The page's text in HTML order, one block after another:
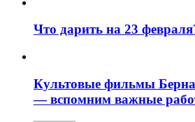
Что дарить на 23
Культовые фильмы
— вспомним важные